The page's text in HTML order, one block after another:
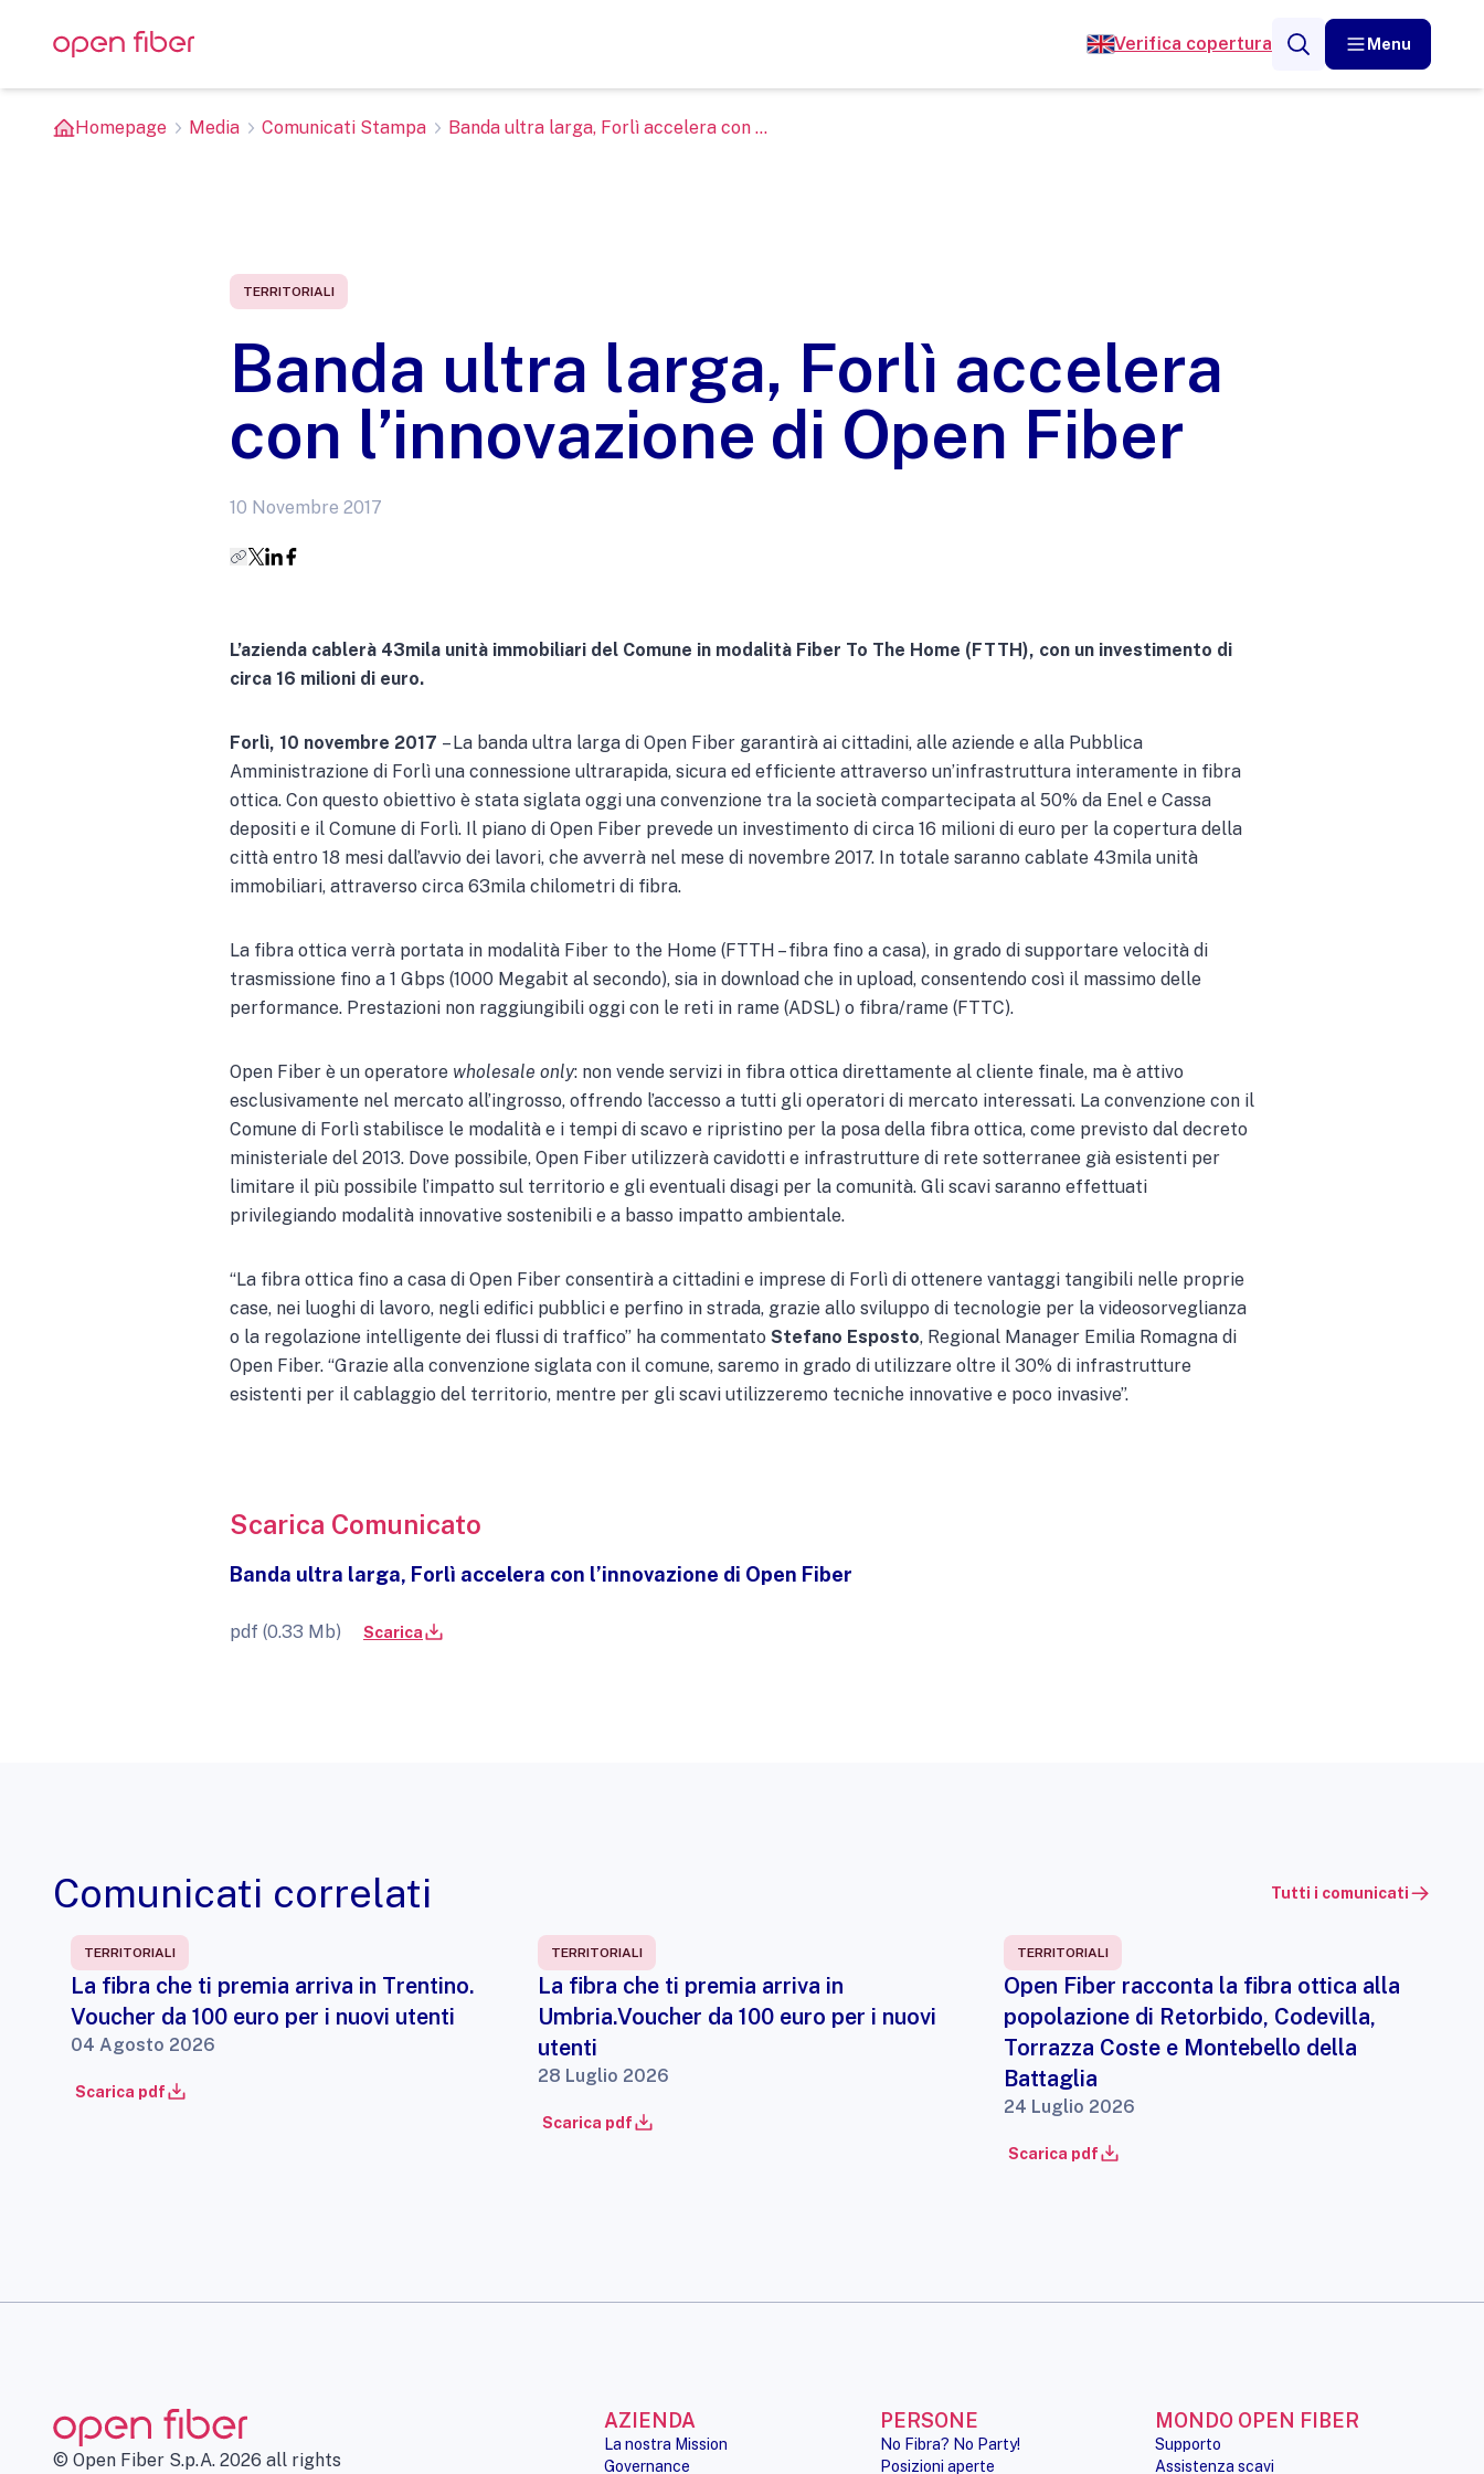
Verifica copertura Menu
Homepage Media Comunicati Stampa Banda ultra larga, Forlì accelera con ...
TERRITORIALI
Banda ultra larga, Forlì accelera
con l’innovazione di Open Fiber
10 Novembre 2017
L’azienda cablerà 43mila unità immobiliari del Comune in modalità Fiber To The Home (FTTH), con un investimento di
circa 16 milioni di euro.
Forlì, 10 novembre 2017 – La banda ultra larga di Open Fiber garantirà ai cittadini, alle aziende e alla Pubblica
Amministrazione di Forlì una connessione ultrarapida, sicura ed efficiente attraverso un’infrastruttura interamente in fibra
ottica. Con questo obiettivo è stata siglata oggi una convenzione tra la società compartecipata al 50% da Enel e Cassa
depositi e il Comune di Forlì. Il piano di Open Fiber prevede un investimento di circa 16 milioni di euro per la copertura della
città entro 18 mesi dall’avvio dei lavori, che avverrà nel mese di novembre 2017. In totale saranno cablate 43mila unità
immobiliari, attraverso circa 63mila chilometri di fibra.
La fibra ottica verrà portata in modalità Fiber to the Home (FTTH – fibra fino a casa), in grado di supportare velocità di
trasmissione fino a 1 Gbps (1000 Megabit al secondo), sia in download che in upload, consentendo così il massimo delle
performance. Prestazioni non raggiungibili oggi con le reti in rame (ADSL) o fibra/rame (FTTC).
Open Fiber è un operatore wholesale only: non vende servizi in fibra ottica direttamente al cliente finale, ma è attivo
esclusivamente nel mercato all’ingrosso, offrendo l’accesso a tutti gli operatori di mercato interessati. La convenzione con il
Comune di Forlì stabilisce le modalità e i tempi di scavo e ripristino per la posa della fibra ottica, come previsto dal decreto
ministeriale del 2013. Dove possibile, Open Fiber utilizzerà cavidotti e infrastrutture di rete sotterranee già esistenti per
limitare il più possibile l’impatto sul territorio e gli eventuali disagi per la comunità. Gli scavi saranno effettuati
privilegiando modalità innovative sostenibili e a basso impatto ambientale.
“La fibra ottica fino a casa di Open Fiber consentirà a cittadini e imprese di Forlì di ottenere vantaggi tangibili nelle proprie
case, nei luoghi di lavoro, negli edifici pubblici e perfino in strada, grazie allo sviluppo di tecnologie per la videosorveglianza
o la regolazione intelligente dei flussi di traffico” ha commentato Stefano Esposto, Regional Manager Emilia Romagna di
Open Fiber. “Grazie alla convenzione siglata con il comune, saremo in grado di utilizzare oltre il 30% di infrastrutture
esistenti per il cablaggio del territorio, mentre per gli scavi utilizzeremo tecniche innovative e poco invasive”.
Scarica Comunicato
Banda ultra larga, Forlì accelera con l’innovazione di Open Fiber
pdf (0.33 Mb) Scarica
Comunicati correlati Tutti i comunicati
TERRITORIALI
La fibra che ti premia arriva in Trentino.
Voucher da 100 euro per i nuovi utenti
04 Agosto 2026
Scarica pdf
TERRITORIALI
La fibra che ti premia arriva in
Umbria.Voucher da 100 euro per i nuovi
utenti
28 Luglio 2026
Scarica pdf
TERRITORIALI
Open Fiber racconta la fibra ottica alla
popolazione di Retorbido, Codevilla,
Torrazza Coste e Montebello della
Battaglia
24 Luglio 2026
Scarica pdf
© Open Fiber S.p.A. 2026 all rights
AZIENDA
La nostra Mission
Governance
PERSONE
No Fibra? No Party!
Posizioni aperte
MONDO OPEN FIBER
Supporto
Assistenza scavi